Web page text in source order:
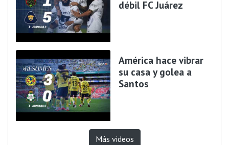
débil FC Juárez
América hace vibrar
su casa y golea a
Santos
Más videos